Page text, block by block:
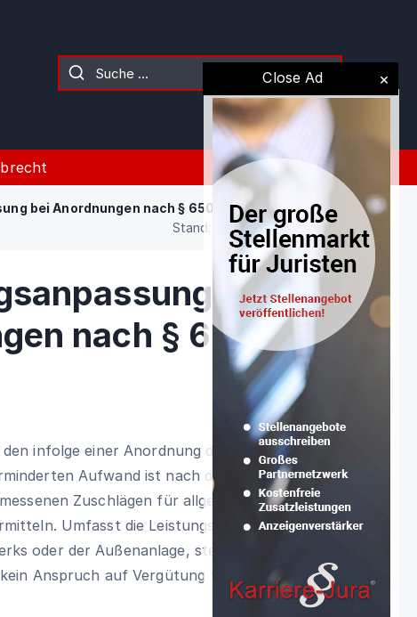
bei Anordnungen nach § 650b Absatz 2
Stand: 02.08.2026 (Gesetz)
Close Ad
bei
nach § 650b
infolge einer Anordnung des Bestellers
Aufwand ist nach den
Zuschlägen für allgemeine
Umfasst die Leistungspflicht des
oder der Außenanlage, steht diesem im
Anspruch auf Vergütung für